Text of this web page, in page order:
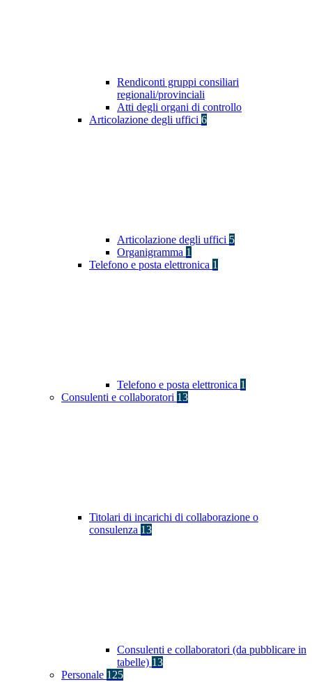
Rendiconti gruppi consiliari
regionali/provinciali
Atti degli organi di controllo
Articolazione degli uffici 6
Articolazione degli uffici 5
Organigramma 1
Telefono e posta elettronica 1
Telefono e posta elettronica 1
Consulenti e collaboratori 13
Titolari di incarichi di collaborazione o
consulenza 13
Consulenti e collaboratori (da pubblicare in
tabelle) 13
Personale 125